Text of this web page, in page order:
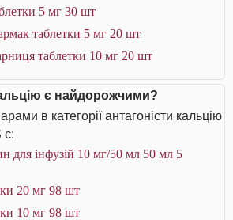
5 мг 30 шт
таблетки 5 мг 20 шт
таблетки 10 мг 20 шт
є найдорожчими?
в категорії антагоністи кальцію
є:
для інфузій 10 мг/50 мл 50 мл 5
20 мг 98 шт
10 мг 98 шт